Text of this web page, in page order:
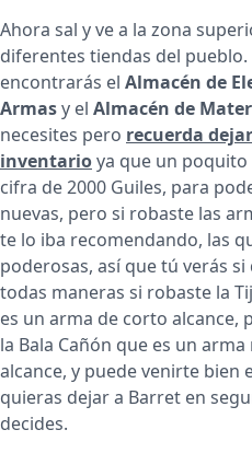
Ahora sal y ve a la zona
diferentes tiendas del pueblo.
encontrarás el Almacén de
Armasy el Almacén de
necesites pero recuerda
inventarioya que un poquito
cifra de 2000 Guiles, para
nuevas, pero si robaste las
te lo iba recomendando, las
poderosas, así que tú verás
todas maneras si robaste la
es un arma de corto
la Bala Cañón que es un
alcance, y puede venirte bien
quieras dejar a Barret en
decides.